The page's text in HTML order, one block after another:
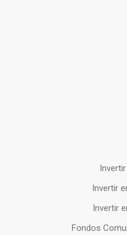
Invertir
Invertir
Fondos